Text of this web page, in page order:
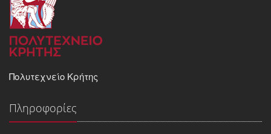
Πολυτεχνείο Κρήτης
Πληροφορίες